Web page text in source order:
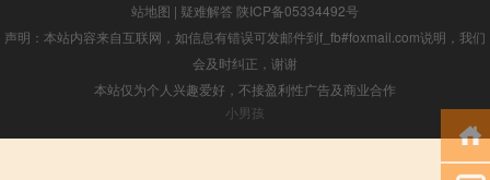
站地图 | 疑难解答 陕ICP备05334492号
声明：本站内容来自互联网，如信息有错误可发邮件到f_fb#foxmail.com说明，我们
会及时纠正，谢谢
本站仅为个人兴趣爱好，不接盈利性广告及商业合作
小男孩